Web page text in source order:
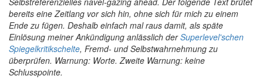
bereits eine Zeitlang vor sich hin, ohne sich für mich zu einem
Ende zu fügen. Deshalb einfach mal raus damit, als späte
Einlösung meiner Ankündigung anlässlich derSuperlevel'schen
Spiegelkritikschelte, Fremd- und Selbstwahrnehmung zu
überprüfen. Warnung: Worte. Zweite Warnung: keine
Schlusspointe.